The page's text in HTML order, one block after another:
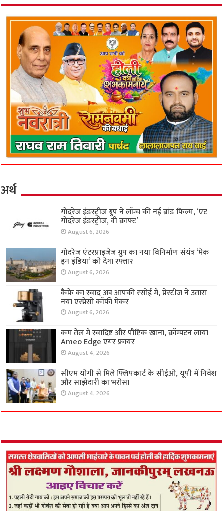
अर्थ
गोदरेज इंडस्ट्रीज ग्रुप ने लॉन्च की नई ब्रांड फिल्म, ‘एट
गोदरेज इंडस्ट्रीज, वी क्राफ्ट’
August 6, 2026
गोदरेज एंटरप्राइजेज ग्रुप का नया विनिर्माण संयंत्र ‘मेक
इन इंडिया’ को देगा रफ्तार
August 6, 2026
कैफ़े का स्वाद अब आपकी रसोई में, प्रेस्टीज ने उतारा
नया एस्प्रेसो कॉफी मेकर
August 6, 2026
कम तेल में स्वादिष्ट और पौष्टिक खाना, क्रॉम्पटन लाया
Ameo Edge एयर फ्रायर
August 4, 2026
सीएम योगी से मिले फ्लिपकार्ट के सीईओ, यूपी में निवेश
और साझेदारी का भरोसा
August 4, 2026